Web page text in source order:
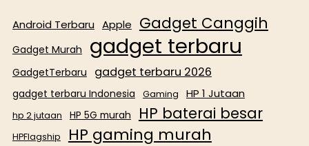
Android Terbaru Apple Gadget Canggih
Gadget Murah gadget terbaru
GadgetTerbaru gadget terbaru 2026
gadget terbaru Indonesia Gaming HP 1 Jutaan
hp 2 jutaan HP 5G murah HP baterai besar
HPFlagship HP gaming murah